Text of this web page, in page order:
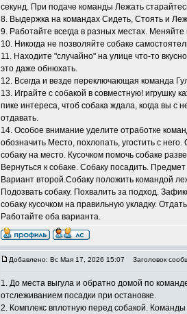
секунд. При подаче команды Лежать
8. Выдержка на командах Сидеть, Стоять и
9. Работайте всегда в разных местах. Меняйте
10. Никогда не позволяйте собаке
11. Находите "случайно" на улице что-то
это даже обнюхать.
12. Всегда и везде переключающая команда
13. Играйте с собакой в совместную! игрушку
пике интереса, чтоб собака ждала, когда вы с
отдавать.
14. Особое внимание уделите отработке
обозначить Место, похлопать, угостить с
собаку на место. Кусочком помочь собаке
Вернуться к собаке. Собаку посадить.
Вариант второй.Собаку положить командой
Подозвать собаку. Похвалить за подход.
собаку кусочком на правильную укладку.
Работайте оба варианта.
Добавлено: Вс Мая 17, 2026 15:07 Заголовок
1. До места выгула и обратно домой по
отслеживанием посадки при остановке.
2. Комплекс вплотную перед собакой.